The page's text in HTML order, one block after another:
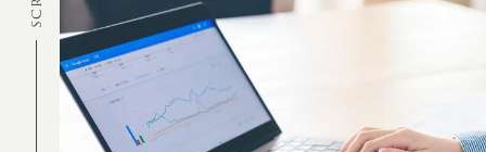
MARKETING